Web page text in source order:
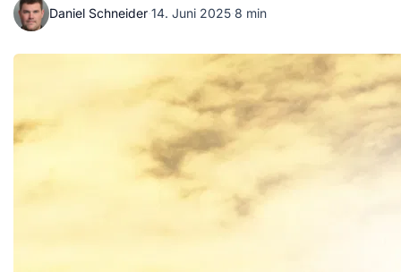
Daniel Schneider·14. Juni 2025·8 min